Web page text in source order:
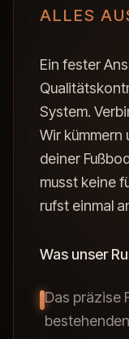
ALLES
Ein fester
System.
Wir kümmern
deiner
musst keine
rufst einmal
Was unser
Das präzise